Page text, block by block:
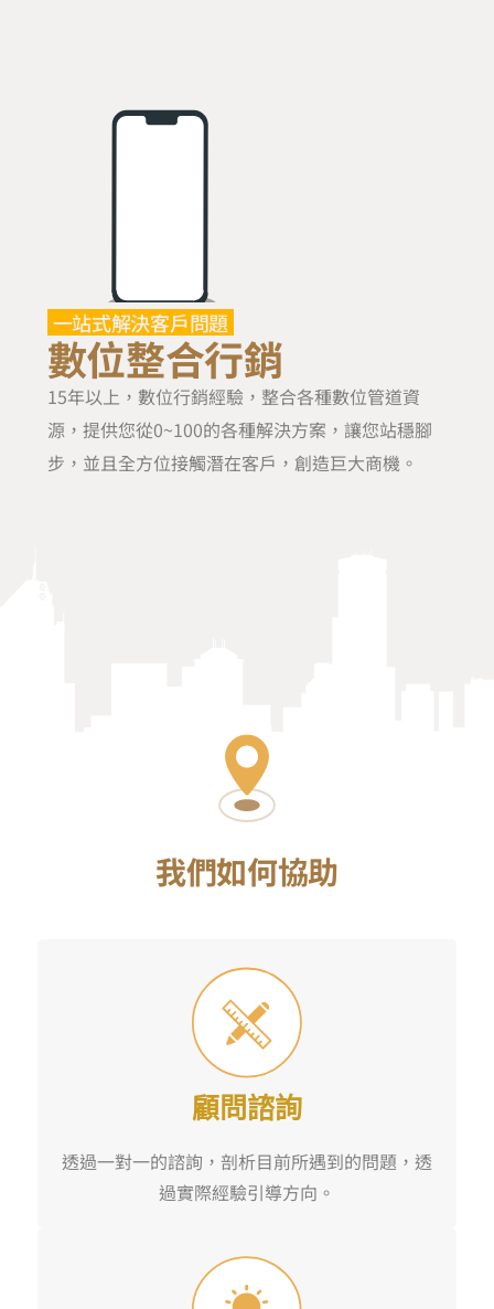
一站式解決客戶問題
數位整合行銷
15年以上，數位行銷經驗，整合各種數位管道資
源，提供您從0~100的各種解決方案，讓您站穩腳
步，並且全方位接觸潛在客戶，創造巨大商機。
我們如何協助
顧問諮詢
透過一對一的諮詢，剖析目前所遇到的問題，透
過實際經驗引導方向。